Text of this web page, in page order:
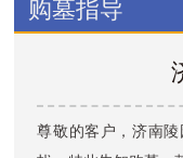
购墓指导
尊敬的客户，济南陵